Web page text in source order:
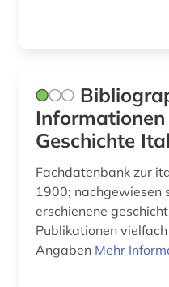
usa (1)
verbundkatalog (2)
verlag (1)
vokalmusik (1)
Geschichte
Fachdatenbank zur
1900; nachgewiesen
erschienene
Publikationen
Angaben Mehr